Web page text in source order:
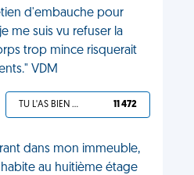
d'embauche pour
me suis vu refuser la
trop mince risquerait
VDM
TU L'AS BIEN MÉRITÉ 11 472
dans mon immeuble,
au huitième étage